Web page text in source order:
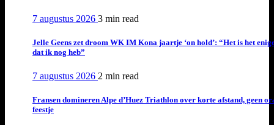
7 augustus 2026 3 min read
Jelle Geens zet droom WK IM Kona jaartje ‘on hold’: “Het is het
dat ik nog heb”
7 augustus 2026 2 min read
Fransen domineren Alpe d’Huez Triathlon over korte afstand, geen
feestje